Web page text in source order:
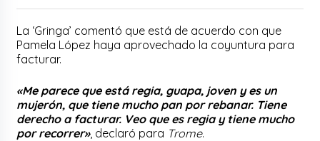
La ‘Gringa’ comentó que está de acuerdo con que
Pamela López haya aprovechado la coyuntura para
facturar.
«Me parece que está regia, guapa, joven y es un
mujerón, que tiene mucho pan por rebanar. Tiene
derecho a facturar. Veo que es regia y tiene mucho
por recorrer», declaró para Trome.